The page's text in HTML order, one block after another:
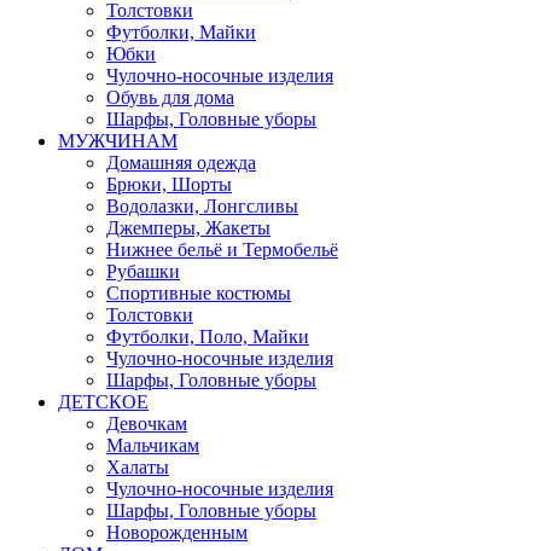
Толстовки
Футболки, Майки
Юбки
Чулочно-носочные изделия
Обувь для дома
Шарфы, Головные уборы
МУЖЧИНАМ
Домашняя одежда
Брюки, Шорты
Водолазки, Лонгсливы
Джемперы, Жакеты
Нижнее бельё и Термобельё
Рубашки
Спортивные костюмы
Толстовки
Футболки, Поло, Майки
Чулочно-носочные изделия
Шарфы, Головные уборы
ДЕТСКОЕ
Девочкам
Мальчикам
Халаты
Чулочно-носочные изделия
Шарфы, Головные уборы
Новорожденным